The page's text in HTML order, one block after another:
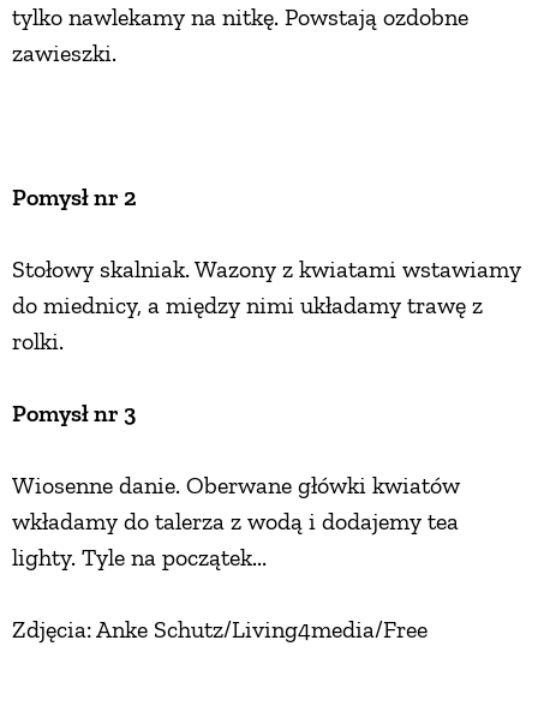
tylko nawlekamy na nitkę. Powstają ozdobne
zawieszki.
Pomysł nr 2
Stołowy skalniak. Wazony z kwiatami wstawiamy
do miednicy, a między nimi układamy trawę z
rolki.
Pomysł nr 3
Wiosenne danie. Oberwane główki kwiatów
wkładamy do talerza z wodą i dodajemy tea
lighty. Tyle na początek...
Zdjęcia: Anke Schutz/Living4media/Free
INNE